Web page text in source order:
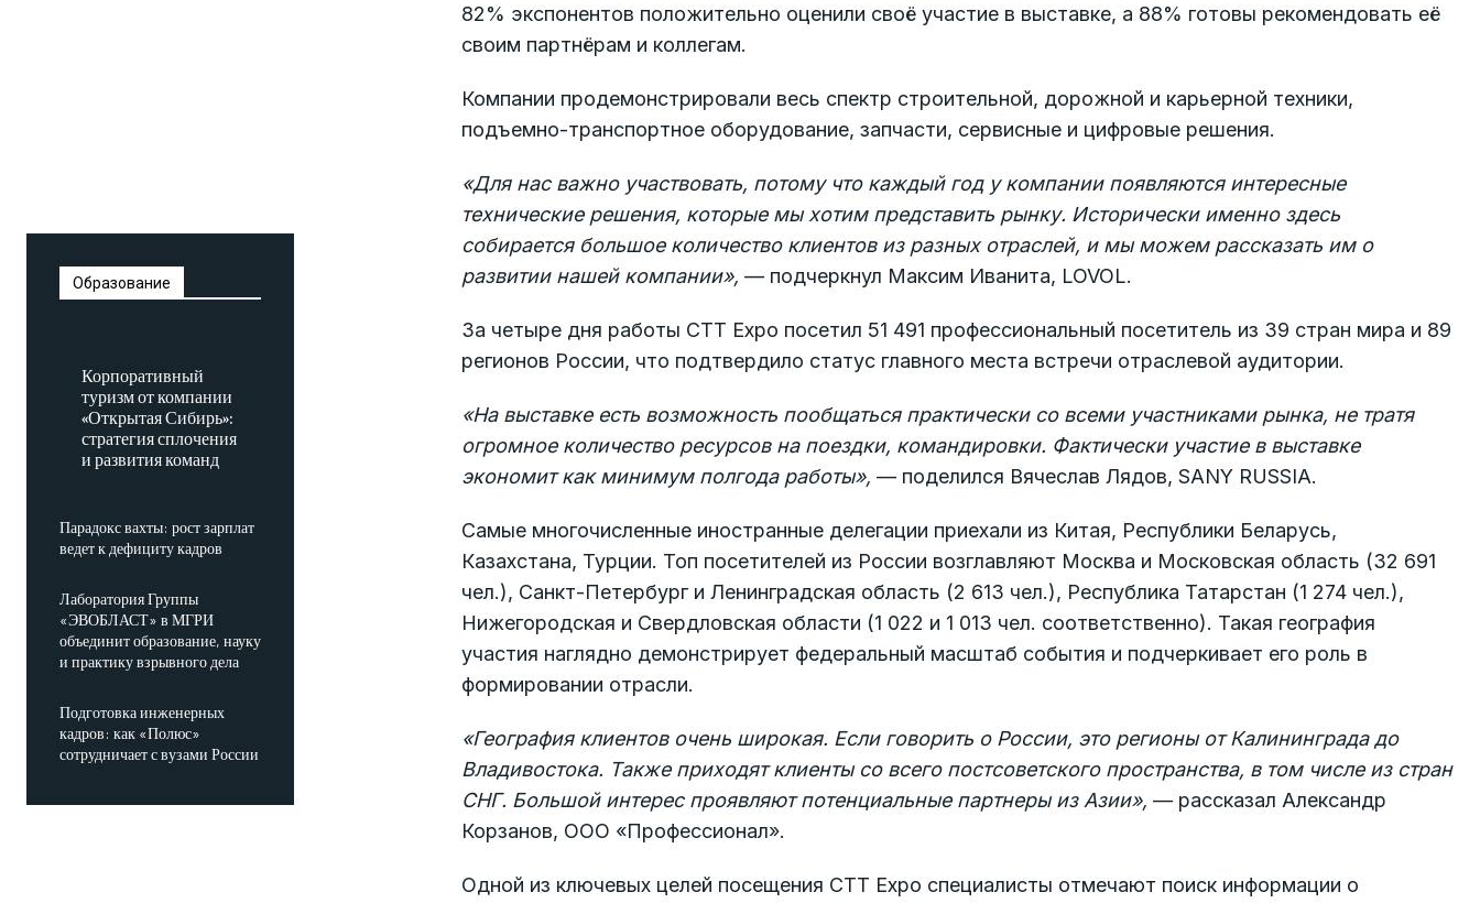
Образование
Корпоративный
туризм от компании
«Открытая Сибирь»:
стратегия сплочения
и развития команд
Парадокс вахты: рост зарплат
ведет к дефициту кадров
Лаборатория Группы
«ЭВОБЛАСТ» в МГРИ
объединит образование, науку
и практику взрывного дела
Подготовка инженерных
кадров: как «Полюс»
сотрудничает с вузами России
82% экспонентов положительно оценили своё участие в выставке, а 88% готовы рекомендовать её
своим партнёрам и коллегам.
Компании продемонстрировали весь спектр строительной, дорожной и карьерной техники,
подъемно-транспортное оборудование, запчасти, сервисные и цифровые решения.
«Для нас важно участвовать, потому что каждый год у компании появляются интересные
технические решения, которые мы хотим представить рынку. Исторически именно здесь
собирается большое количество клиентов из разных отраслей, и мы можем рассказать им о
развитии нашей компании», — подчеркнул Максим Иванита, LOVOL.
За четыре дня работы CTT Expo посетил 51 491 профессиональный посетитель из 39 стран мира и 89
регионов России, что подтвердило статус главного места встречи отраслевой аудитории.
«На выставке есть возможность пообщаться практически со всеми участниками рынка, не тратя
огромное количество ресурсов на поездки, командировки. Фактически участие в выставке
экономит как минимум полгода работы», — поделился Вячеслав Лядов, SANY RUSSIA.
Самые многочисленные иностранные делегации приехали из Китая, Республики Беларусь,
Казахстана, Турции. Топ посетителей из России возглавляют Москва и Московская область (32 691
чел.), Санкт-Петербург и Ленинградская область (2 613 чел.), Республика Татарстан (1 274 чел.),
Нижегородская и Свердловская области (1 022 и 1 013 чел. соответственно). Такая география
участия наглядно демонстрирует федеральный масштаб события и подчеркивает его роль в
формировании отрасли.
«География клиентов очень широкая. Если говорить о России, это регионы от Калининграда до
Владивостока. Также приходят клиенты со всего постсоветского пространства, в том числе из стран
СНГ. Большой интерес проявляют потенциальные партнеры из Азии», — рассказал Александр
Корзанов, ООО «Профессионал».
Одной из ключевых целей посещения CTT Expo специалисты отмечают поиск информации о